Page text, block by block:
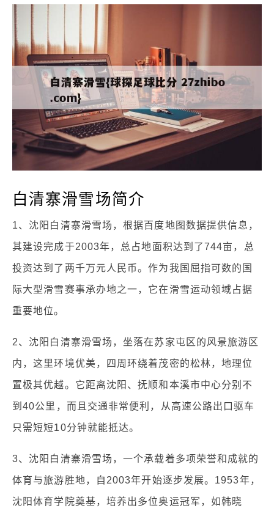
白清寨滑雪场简介
1、沈阳白清寨滑雪场，根据百度地图数据提供信息，
其建设完成于2003年，总占地面积达到了744亩，总
投资达到了两千万元人民币。作为我国屈指可数的国
际大型滑雪赛事承办地之一，它在滑雪运动领域占据
重要地位。
2、沈阳白清寨滑雪场，坐落在苏家屯区的风景旅游区
内，这里环境优美，四周环绕着茂密的松林，地理位
置极其优越。它距离沈阳、抚顺和本溪市中心分别不
到40公里，而且交通非常便利，从高速公路出口驱车
只需短短10分钟就能抵达。
3、沈阳白清寨滑雪场，一个承载着多项荣誉和成就的
体育与旅游胜地，自2003年开始逐步发展。1953年，
沈阳体育学院奠基，培养出多位奥运冠军，如韩晓